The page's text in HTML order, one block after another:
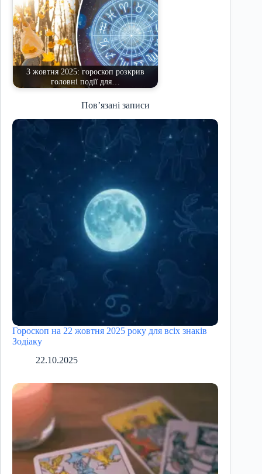
3 жовтня 2025: гороскоп розкрив
головні події для…
Пов’язані записи
Гороскоп на 22 жовтня 2025 року для всіх знаків
Зодіаку
22.10.2025